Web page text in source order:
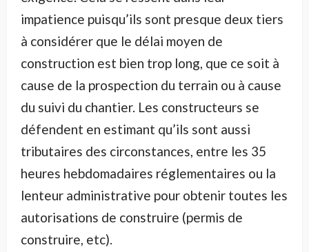
impatience puisqu’ils sont presque deux tiers
à considérer que le délai moyen de
construction est bien trop long, que ce soit à
cause de la prospection du terrain ou à cause
du suivi du chantier. Les constructeurs se
défendent en estimant qu’ils sont aussi
tributaires des circonstances, entre les 35
heures hebdomadaires réglementaires ou la
lenteur administrative pour obtenir toutes les
autorisations de construire (permis de
construire, etc).